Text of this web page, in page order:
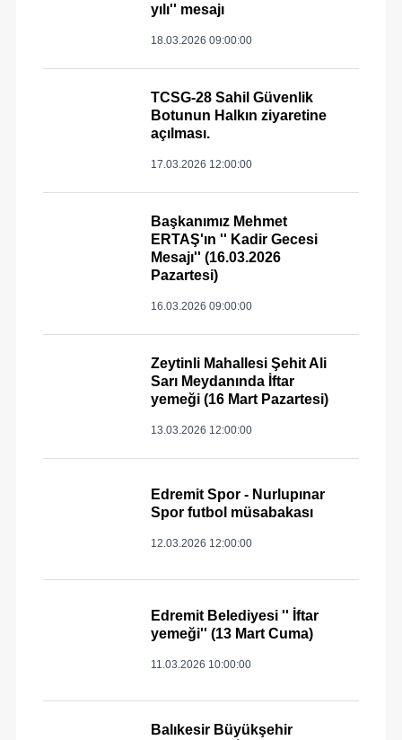
yılı'' mesajı
18.03.2026 09:00:00
TCSG-28 Sahil Güvenlik
Botunun Halkın ziyaretine
açılması.
17.03.2026 12:00:00
Başkanımız Mehmet
ERTAŞ'ın '' Kadir Gecesi
Mesajı'' (16.03.2026
Pazartesi)
16.03.2026 09:00:00
Zeytinli Mahallesi Şehit Ali
Sarı Meydanında İftar
yemeği (16 Mart Pazartesi)
13.03.2026 12:00:00
Edremit Spor - Nurlupınar
Spor futbol müsabakası
12.03.2026 12:00:00
Edremit Belediyesi '' İftar
yemeği'' (13 Mart Cuma)
11.03.2026 10:00:00
Balıkesir Büyükşehir